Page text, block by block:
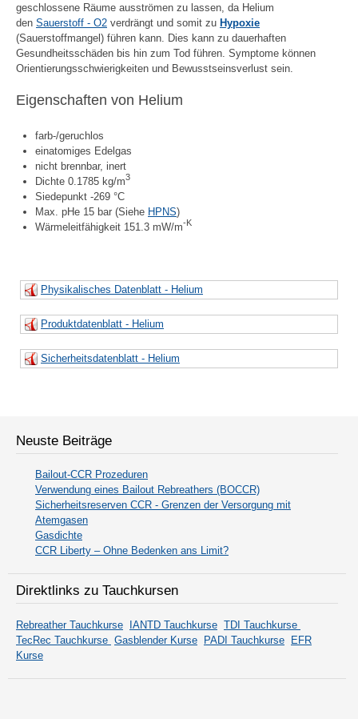
geschlossene Räume ausströmen zu lassen, da Helium
den Sauerstoff - O2 verdrängt und somit zu Hypoxie
(Sauerstoffmangel) führen kann. Dies kann zu dauerhaften
Gesundheitsschäden bis hin zum Tod führen. Symptome können
Orientierungsschwierigkeiten und Bewusstseinsverlust sein.
Eigenschaften von Helium
farb-/geruchlos
einatomiges Edelgas
nicht brennbar, inert
Dichte 0.1785 kg/m3
Siedepunkt -269 °C
Max. pHe 15 bar (Siehe HPNS)
Wärmeleitfähigkeit 151.3 mW/m-K
Physikalisches Datenblatt - Helium
Produktdatenblatt - Helium
Sicherheitsdatenblatt - Helium
Neuste Beiträge
Bailout-CCR Prozeduren
Verwendung eines Bailout Rebreathers (BOCCR)
Sicherheitsreserven CCR - Grenzen der Versorgung mit
Atemgasen
Gasdichte
CCR Liberty – Ohne Bedenken ans Limit?
Direktlinks zu Tauchkursen
Rebreather Tauchkurse IANTD Tauchkurse TDI Tauchkurse
TecRec Tauchkurse Gasblender Kurse PADI Tauchkurse
EFR
Kurse